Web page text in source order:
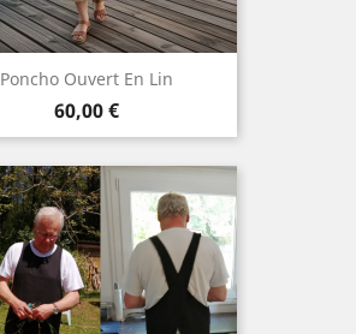
Poncho Ouvert En Lin
Prix
60,00 €